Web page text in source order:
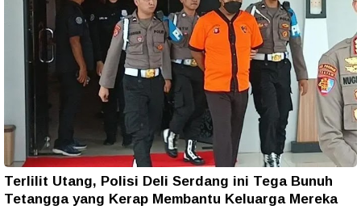
Terlilit Utang, Polisi Deli Serdang ini Tega Bunuh
Tetangga yang Kerap Membantu Keluarga Mereka